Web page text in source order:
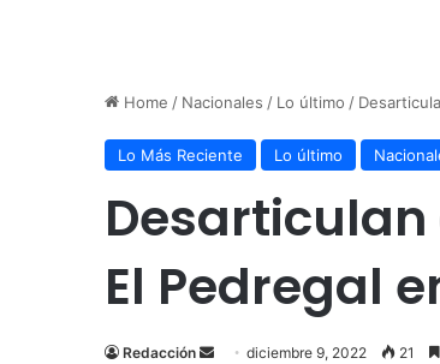
Home / Nacionales / Lo último /
Lo Más Reciente Lo último
Desarticulan
El Pedregal
Redacción
Senddiciembre 9, 2022 21